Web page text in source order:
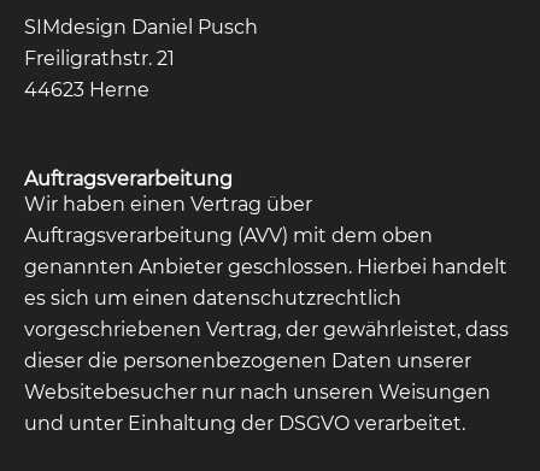
SIMdesign Daniel Pusch
Freiligrathstr. 21
44623 Herne
Auftragsverarbeitung
Wir haben einen Vertrag über
Auftragsverarbeitung (AVV) mit dem oben
genannten Anbieter geschlossen. Hierbei handelt
es sich um einen datenschutzrechtlich
vorgeschriebenen Vertrag, der gewährleistet, dass
dieser die personenbezogenen Daten unserer
Websitebesucher nur nach unseren Weisungen
und unter Einhaltung der DSGVO verarbeitet.